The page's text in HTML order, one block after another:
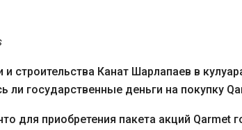
строительства Канат Шарлапаев в
ли государственные деньги на покупку
для приобретения пакета акций Qarmet